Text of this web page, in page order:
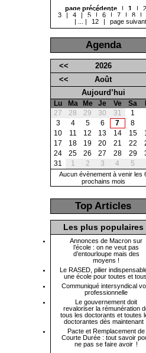
page précédente
| 1 | 2
3
| 4 | 5 | 6 | 7 | 8 |
|
| 12 | page
Agenda
<<
2026
<<
Août
Aujourd’hui
Lu Ma Me Je Ve Sa
27
28 29 30 31 1
3
4 5 6 7 8
10
11 12 13 14 15
17
18 19 20 21 22
24
25 26 27 28 29
31
1 2 3 4 5
Aucun évènement à venir les
prochains mois
Top Articles
Les plus populaires
Annonces de Macron sur
l’école : on ne veut pas
d’entourloupe mais des
moyens !
Le RASED, pilier
une école pour toutes et tous.
Communiqué intersyndical
professionnelle
Le gouvernement doit
revaloriser la rémunération
tous les doctorants et toutes
doctorantes dès maintenant
Pacte et Remplacement de
Courte Durée : tout savoir
ne pas se faire avoir !